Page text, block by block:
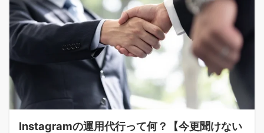
Instagramの運用代行って何？【今更聞けない